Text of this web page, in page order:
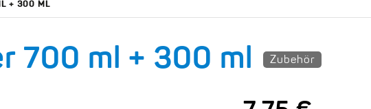
+ 300 ML
700 ml + 300 ml Zubehör